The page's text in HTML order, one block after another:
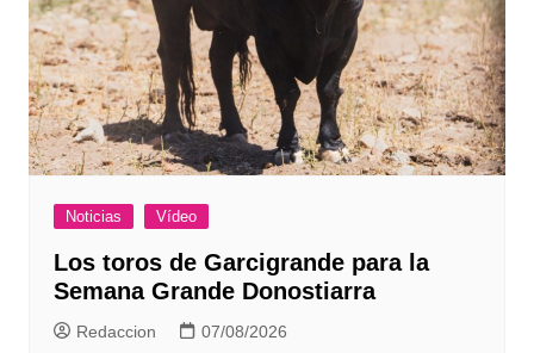
Noticias Vídeo
Los toros de Garcigrande para la
Semana Grande Donostiarra
Redaccion 07/08/2026